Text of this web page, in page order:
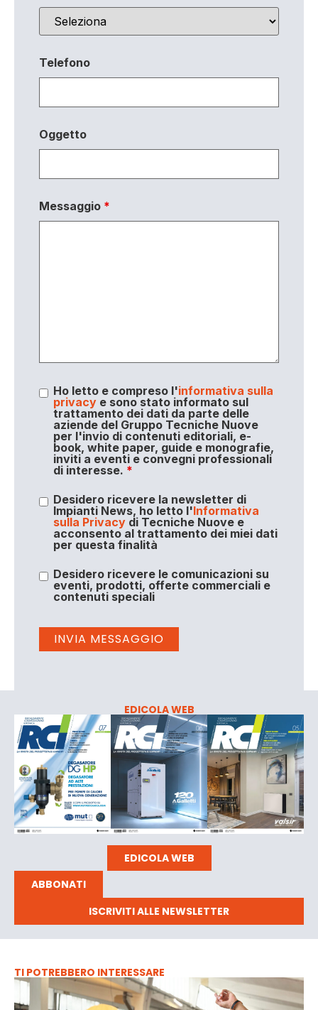
Telefono
Oggetto
Messaggio *
Ho letto e compreso l'informativa sulla
privacye sono stato informato sul
trattamento dei dati da parte delle
aziende del Gruppo Tecniche Nuove
per l'invio di contenuti editoriali, e-
book, white paper, guide e monografie,
inviti a eventi e convegni professionali
di interesse. *
Desidero ricevere la newsletter di
Impianti News, ho letto l'Informativa
sulla Privacydi Tecniche Nuove e
acconsento al trattamento dei miei dati
per questa finalità
Desidero ricevere le comunicazioni su
eventi, prodotti, offerte commerciali e
contenuti speciali
EDICOLA WEB
EDICOLA WEB
ABBONATI
ISCRIVITI ALLE NEWSLETTER
TI POTREBBERO INTERESSARE